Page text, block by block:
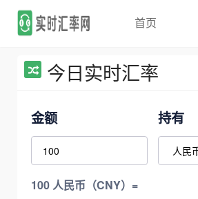
首页
今日实时汇率
金额 持有
100 人民币（CNY）=